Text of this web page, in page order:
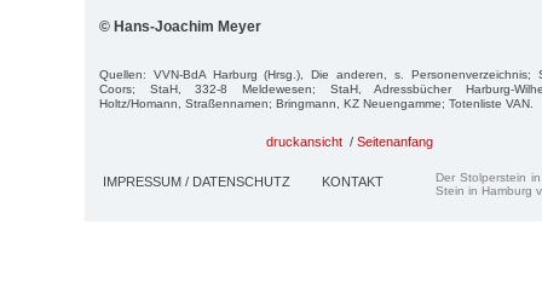
© Hans-Joachim Meyer
Quellen: VVN-BdA Harburg (Hrsg.), Die anderen, s. Personenverzeichnis;
Coors; StaH, 332-8 Meldewesen; StaH, Adressbücher Harburg-
Holtz/Homann, Straßennamen; Bringmann, KZ Neuengamme; Totenliste VAN.
druckansicht / Seitenanfang
IMPRESSUM / DATENSCHUTZ KONTAKT
Der Stolperstein
Stein in Hamburg